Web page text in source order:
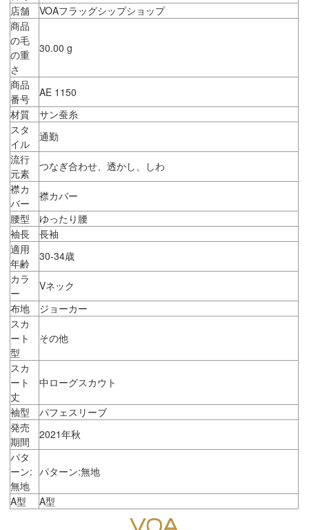
店舗
VOAフラッグシップショップ
商品
の毛
の重
さ
30.00 g
商品
番号
AE 1150
材質
サン蚕糸
スタ
イル
通勤
流行
元素
つなぎ合わせ、透かし、しわ
襟カ
バー
襟カバー
腰型
ゆったり腰
袖長
長袖
適用
年齢
30-34歳
カラ
ー
Vネック
布地
ジョーカー
スカ
ート
型
その他
スカ
ート
丈
中ローグスカウト
袖型
パフェスリーブ
発売
期間
2021年秋
パタ
ーン:
無地
パターン:無地
A型 A型